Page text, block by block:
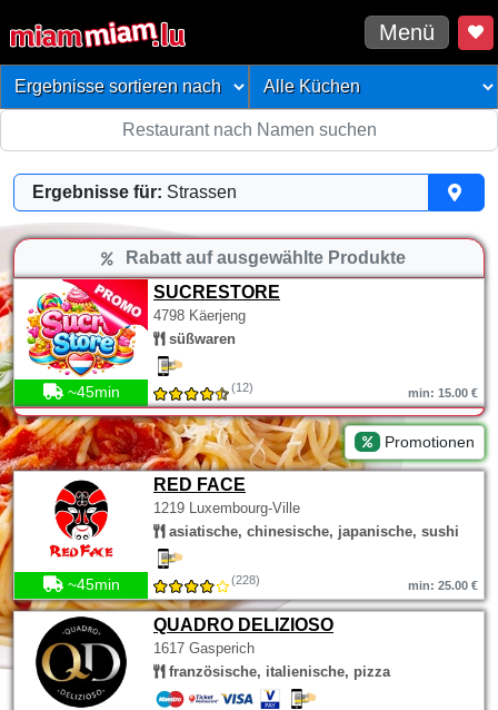
Menü
Ergebnisse für: Strassen
Rabatt auf ausgewählte Produkte
SUCRESTORE
4798 Käerjeng
süßwaren
~45min (12) min: 15.00 €
Promotionen
RED FACE
1219 Luxembourg-Ville
asiatische, chinesische, japanische, sushi
~45min (228) min: 25.00 €
QUADRO DELIZIOSO
1617 Gasperich
französische, italienische, pizza